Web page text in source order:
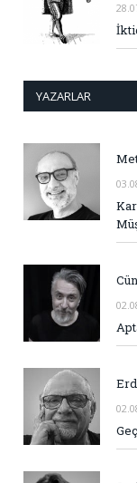
YAZARLAR